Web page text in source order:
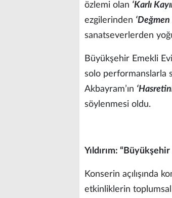
özlemi olan ‘Karlı
ezgilerinden ‘Değmen
sanatseverlerden
Büyükşehir Emekli
solo performanslarla
Akbayram’ın
söylenmesi oldu.
Yıldırım:
Konserin açılışında
etkinliklerin toplumsal